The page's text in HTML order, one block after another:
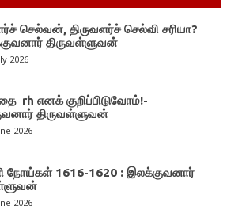
செல்வன், திருவளர்ச் செல்வி சரியா?
திருவள்ளுவன்
2026
rh எனக் குறிப்பிடுவோம்!-
திருவள்ளுவன்
2026
நோய்கள் 1616-1620 : இலக்குவனார்
2026